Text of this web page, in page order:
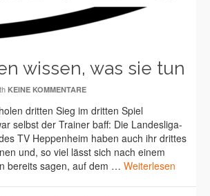
wissen, was sie tun
KEINE KOMMENTARE
dritten Sieg im dritten Spiel
selbst der Trainer baff: Die Landesliga-
TV Heppenheim haben auch ihr drittes
und, so viel lässt sich nach einem
bereits sagen, auf dem … Weiterlesen